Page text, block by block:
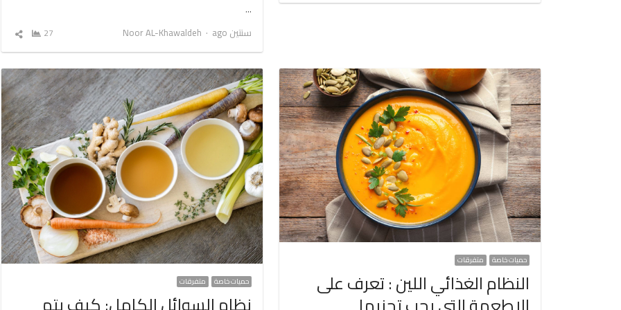
…
سنتين ago
Author
Noor AL-Khawaldeh
27
حميات خاصة متفرقات
النظام الغذائي اللين : تعرف على حميات خاصة متفرقات